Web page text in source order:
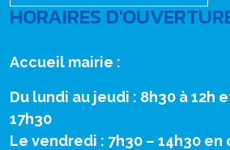
HORAIRES
Accueil mairie :
Du lundi au jeudi : 8h30 à 12h
17h30
Le vendredi : 7h30 – 14h30